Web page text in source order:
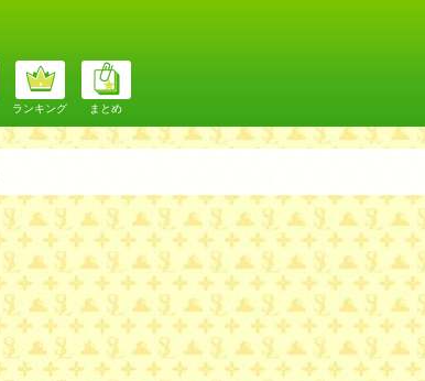
ランキング まとめ